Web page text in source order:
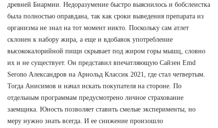
древней Биармии. Недоразумение быстро выяснилось и бобслеистка
была полностью оправдана, так как сроки выведения препарата из
организма не знал на тот момент никто. Поскольку сам атлет
склонен к набору жира, а еще и вдобавок употребление
высококалорийной пищи скрывает под жиром горы мышц, словно
их и не существует. Он представил впечатляющую Сайзен Emd
Serono Александров на Арнольд Классик 2021, где стал четвертым.
Тогда Анисимов и начал искать покупателя на стороне. По
отдельным программам предусмотрено личное страхование
заемщика. Юность позволяет ставить смелые эксперименты, но
меру нужно знать всегда. И ее снижение произошло